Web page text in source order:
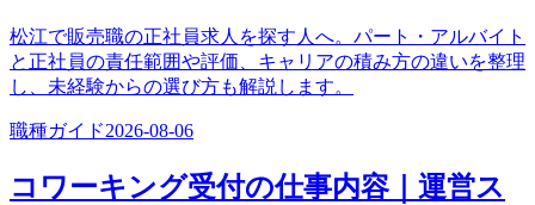
松江で販売職の正社員求人を探す人へ。パート・アルバイト
と正社員の責任範囲や評価、キャリアの積み方の違いを整理
し、未経験からの選び方も解説します。
職種ガイド2026-08-06
コワーキング受付の仕事内容｜運営ス